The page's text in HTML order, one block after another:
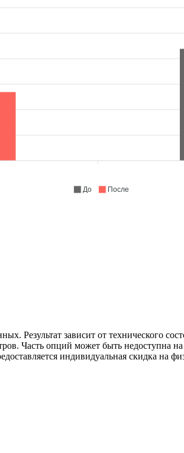
До После
Результат зависит от технического
Часть опций может быть недоступна
индивидуальная скидка на